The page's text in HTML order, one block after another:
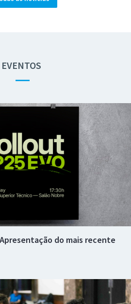
EVENTOS
—
Apresentação do mais recente